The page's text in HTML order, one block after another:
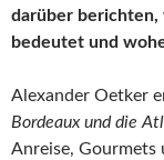
darüber berichten,
bedeutet und
Alexander Oetker
Bordeaux und die
Anreise, Gourmets